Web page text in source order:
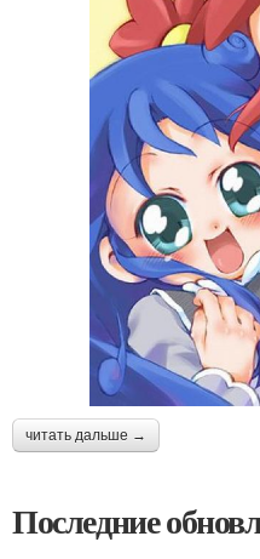
читать дальше →
Последние